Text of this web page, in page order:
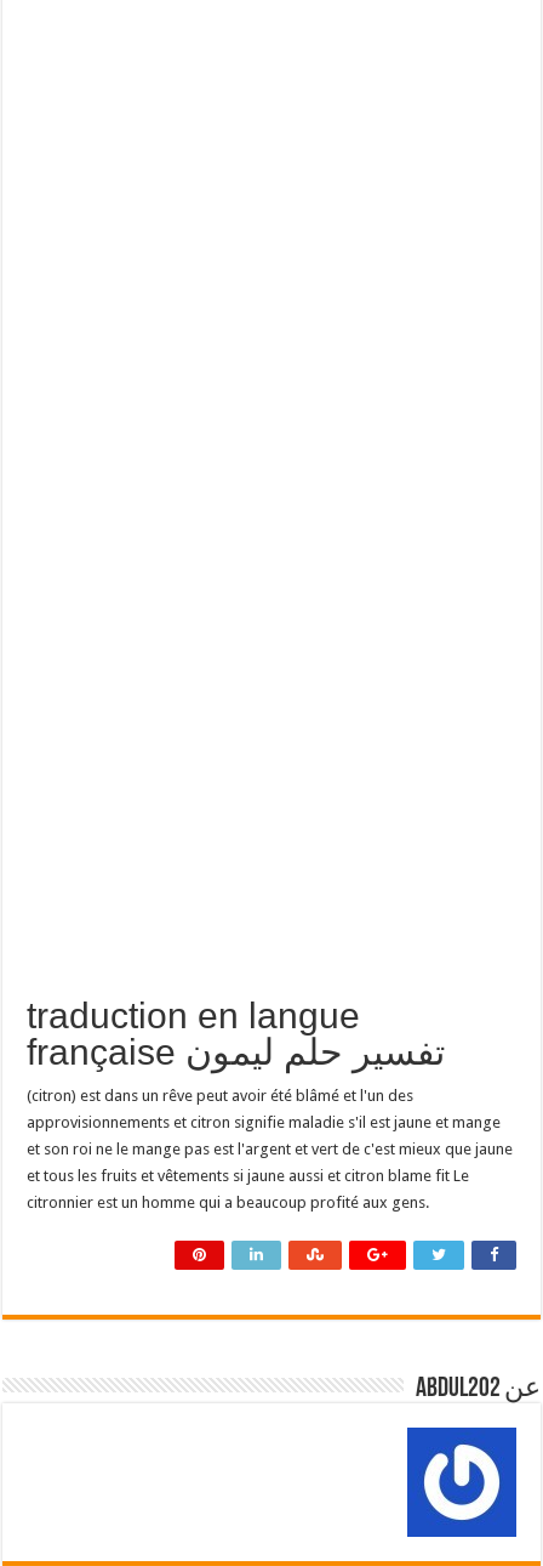
traduction en langue
française تفسير حلم ليمون
(citron) est dans un rêve peut avoir été blâmé et l'un des
approvisionnements et citron signifie maladie s'il est jaune et mange
et son roi ne le mange pas est l'argent et vert de c'est mieux que jaune
et tous les fruits et vêtements si jaune aussi et citron blame fit Le
citronnier est un homme qui a beaucoup profité aux gens.
عن abdul202